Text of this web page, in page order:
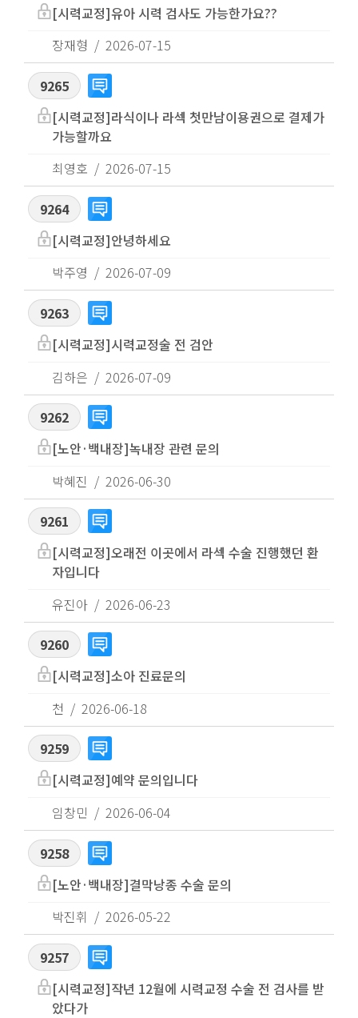
[시력교정]유아 시력 검사도 가능한가요??
장재형
2026-07-15
9265
[시력교정]라식이나 라섹 첫만남이용권으로 결제가
가능할까요
최영호
2026-07-15
9264
[시력교정]안녕하세요
박주영
2026-07-09
9263
[시력교정]시력교정술 전 검안
김하은
2026-07-09
9262
[노안·백내장]녹내장 관련 문의
박혜진
2026-06-30
9261
[시력교정]오래전 이곳에서 라섹 수술 진행했던 환
자입니다
유진아
2026-06-23
9260
[시력교정]소아 진료문의
천
2026-06-18
9259
[시력교정]예약 문의입니다
임창민
2026-06-04
9258
[노안·백내장]결막낭종 수술 문의
박진휘
2026-05-22
9257
[시력교정]작년 12월에 시력교정 수술 전 검사를 받
았다가